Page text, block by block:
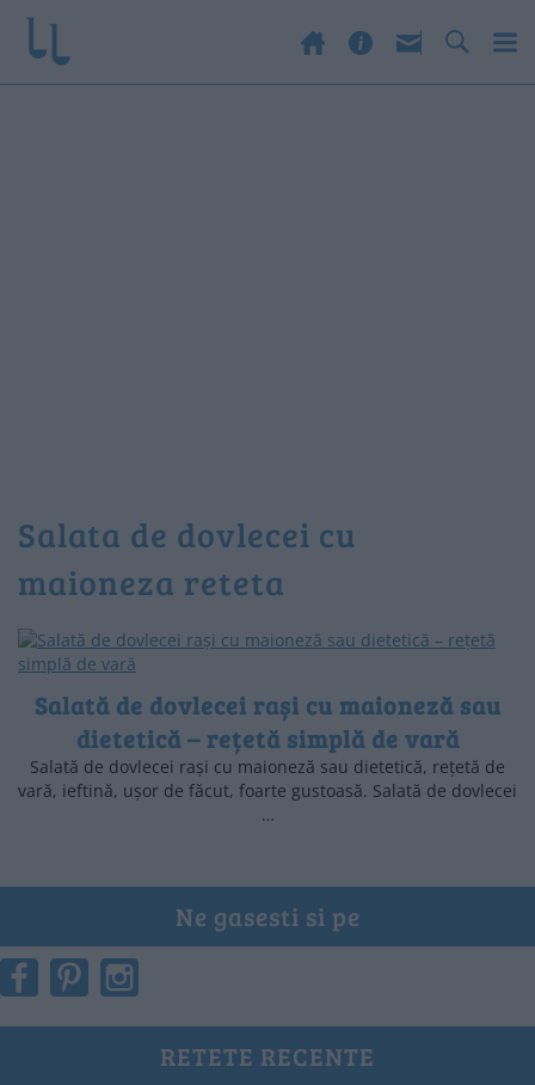
salata de dovlecei cu
maioneza reteta
Salată de dovlecei rași cu maioneză sau
dietetică – rețetă simplă de vară
Salată de dovlecei rași cu maioneză sau dietetică, rețetă de
vară, ieftină, ușor de făcut, foarte gustoasă. Salată de dovlecei
…
Ne gasesti si pe
RETETE RECENTE